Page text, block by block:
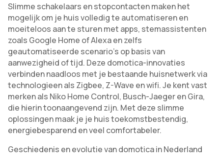
Slimme schakelaars en stopcontacten maken het
mogelijk om je huis volledig te automatiseren en
moeiteloos aan te sturen met apps, stemassistenten
zoals Google Home of Alexa en zelfs
geautomatiseerde scenario’s op basis van
aanwezigheid of tijd. Deze domotica-innovaties
verbinden naadloos met je bestaande huisnetwerk via
technologieen als Zigbee, Z-Wave en wifi. Je kent vast
merken als Niko Home Control, Busch-Jaeger en Gira,
die hierin toonaangevend zijn. Met deze slimme
oplossingen maak je je huis toekomstbestendig,
energiebesparend en veel comfortabeler.
Geschiedenis en evolutie van domotica in Nederland